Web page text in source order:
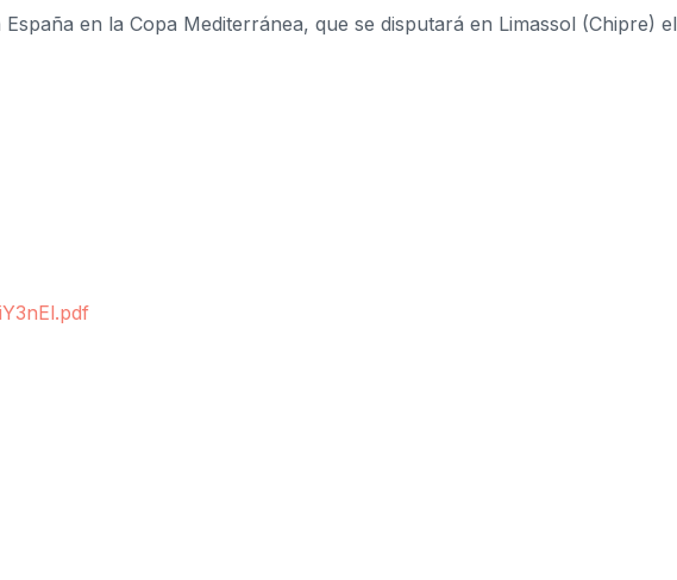
en la Copa Mediterránea, que se disputará en Limassol (Chipre) el